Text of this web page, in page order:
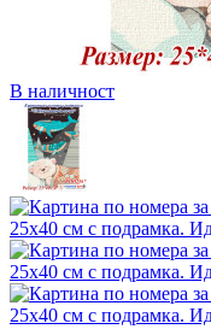
В наличност